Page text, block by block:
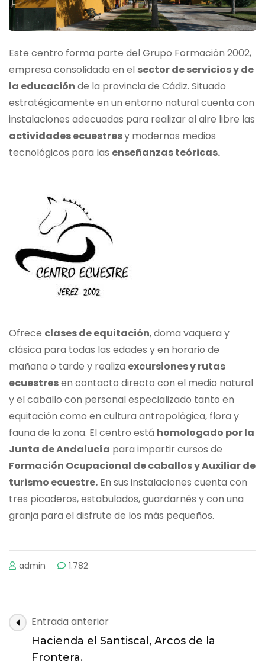
Este centro forma parte del Grupo Formación 2002,
empresa consolidada en el sector de servicios y de
la educación de la provincia de Cádiz. Situado
estratégicamente en un entorno natural cuenta con
instalaciones adecuadas para realizar al aire libre las
actividades ecuestresy modernos medios
tecnológicos para las enseñanzas teóricas.
Ofrece clases de equitación, doma vaquera y
clásica para todas las edades y en horario de
mañana o tarde y realiza excursiones y rutas
ecuestresen contacto directo con el medio natural
y el caballo con personal especializado tanto en
equitación como en cultura antropológica, flora y
fauna de la zona. El centro está homologado por la
Junta de Andalucía para impartir cursos de
Formación Ocupacional de caballos y Auxiliar de
turismo ecuestre. En sus instalaciones cuenta con
tres picaderos, estabulados, guardarnés y con una
granja para el disfrute de los más pequeños.
admin 1.782
Navegación
de
Entrada anterior
Hacienda el Santiscal, Arcos de la
Frontera.